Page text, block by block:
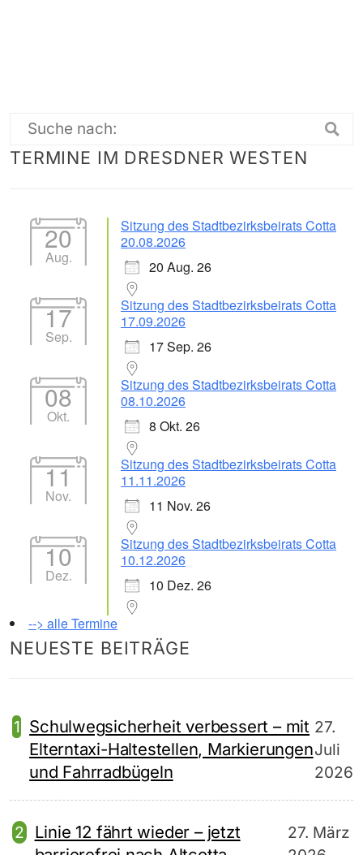
Suche
nach:
TERMINE IM DRESDNER WESTEN
20
Aug.
Sitzung des Stadtbezirksbeirats Cotta
20.08.2026
20 Aug. 26
17
Sep.
Sitzung des Stadtbezirksbeirats Cotta
17.09.2026
17 Sep. 26
08
Okt.
Sitzung des Stadtbezirksbeirats Cotta
08.10.2026
8 Okt. 26
11
Nov.
Sitzung des Stadtbezirksbeirats Cotta
11.11.2026
11 Nov. 26
10
Dez.
Sitzung des Stadtbezirksbeirats Cotta
10.12.2026
10 Dez. 26
--> alle Termine
NEUESTE BEITRÄGE
Schulwegsicherheit verbessert – mit
Elterntaxi-Haltestellen, Markierungen
und Fahrradbügeln
27.
Juli
2026
Linie 12 fährt wieder – jetzt
27. März